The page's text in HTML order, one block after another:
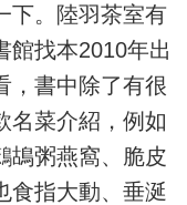
下。陸羽茶室有
館找本2010年出
，書中除了有很
名菜介紹，例如
鴣粥燕窩、脆皮
指大動、垂涎